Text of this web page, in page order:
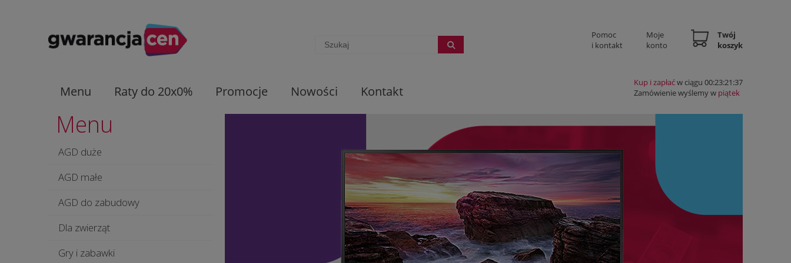
Pomoc
i kontakt
Moje
konto
Twój
koszyk
Menu Raty do 20x0% Promocje Nowości Kontakt
Kup i zapłaćw ciągu 00:23:21:36
Zamówienie wyślemy w piątek
Menu
AGD duże
AGD małe
AGD do zabudowy
Dla zwierząt
Gry i zabawki